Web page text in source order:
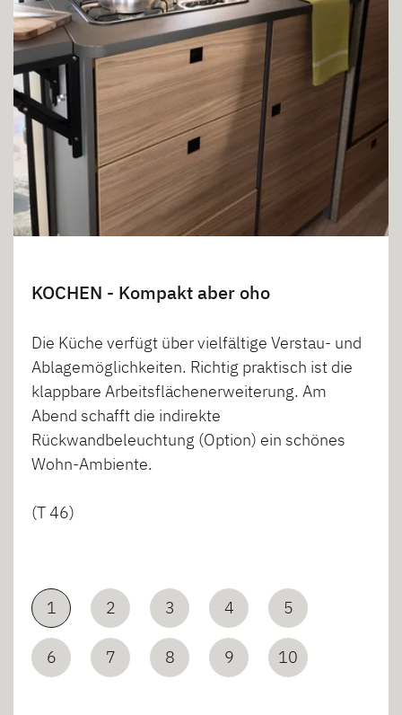
KOCHEN - Kompakt aber oho
Die Küche verfügt über vielfältige Verstau- und
Ablagemöglichkeiten. Richtig praktisch ist die
klappbare Arbeitsflächenerweiterung. Am
Abend schafft die indirekte
Rückwandbeleuchtung (Option) ein schönes
Wohn-Ambiente.
(T 46)
1 2 3 4 5
6 7 8 9 10